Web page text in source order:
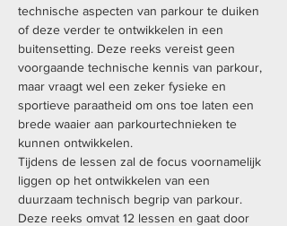
technische aspecten van parkour te duiken
of deze verder te ontwikkelen in een
buitensetting. Deze reeks vereist geen
voorgaande technische kennis van parkour,
maar vraagt wel een zeker fysieke en
sportieve paraatheid om ons toe laten een
brede waaier aan parkourtechnieken te
kunnen ontwikkelen.
Tijdens de lessen zal de focus voornamelijk
liggen op het ontwikkelen van een
duurzaam technisch begrip van parkour.
Deze reeks omvat 12 lessen en gaat door